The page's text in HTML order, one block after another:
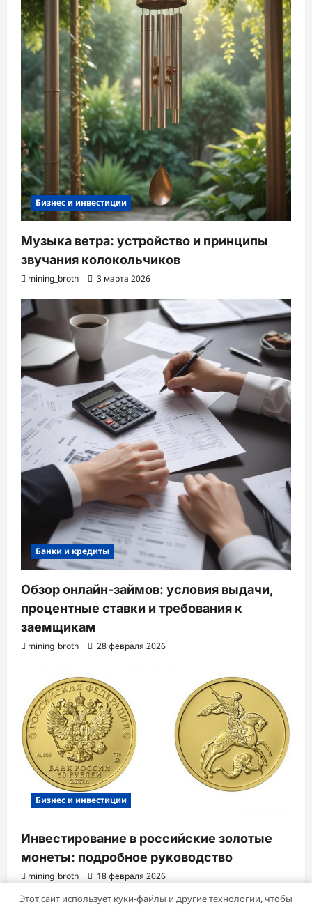
Бизнес и инвестиции
Музыка ветра: устройство и принципы
звучания колокольчиков
mining_broth 3 марта 2026
Банки и кредиты
Обзор онлайн-займов: условия выдачи,
процентные ставки и требования к
заемщикам
mining_broth 28 февраля 2026
Бизнес и инвестиции
Инвестирование в российские золотые
монеты: подробное руководство
mining_broth 18 февраля 2026
Этот сайт использует куки-файлы и другие технологии, чтобы